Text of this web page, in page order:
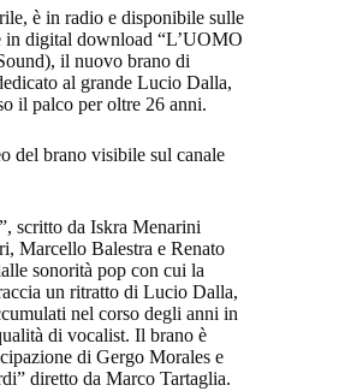
è in radio e disponibile sulle
in digital download “L’UOMO
il nuovo brano di
al grande Lucio Dalla,
il palco per oltre 26 anni.
del brano visibile sul canale
scritto da Iskra Menarini
Marcello Balestra e Renato
sonorità pop con cui la
un ritratto di Lucio Dalla,
nel corso degli anni in
di vocalist. Il brano è
di Gergo Morales e
diretto da Marco Tartaglia.